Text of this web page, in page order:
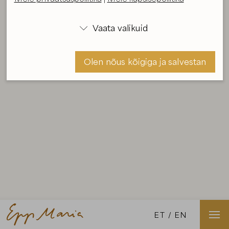
ET EN
 Vaata valikuid
Olen nõus kõigiga ja salvestan